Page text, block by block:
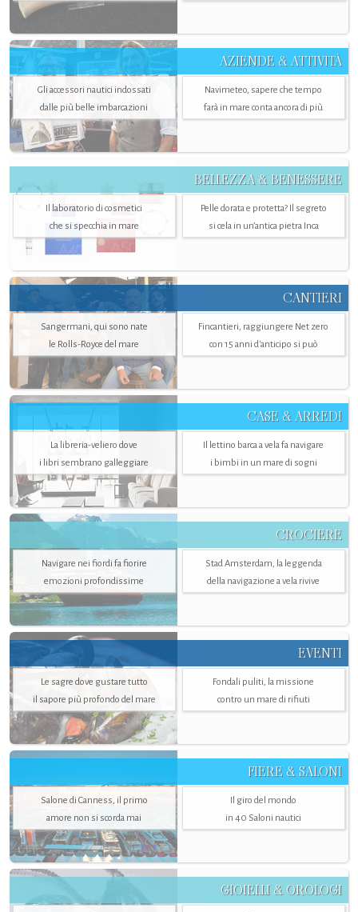
AZIENDE & ATTIVITÀ
Gli accessori nautici indossati
dalle più belle imbarcazioni
Navimeteo, sapere che tempo
farà in mare conta ancora di più
BELLEZZA & BENESSERE
Il laboratorio di cosmetici
che si specchia in mare
Pelle dorata e protetta? Il segreto
si cela in un’antica pietra Inca
CANTIERI
Sangermani, qui sono nate
le Rolls-Royce del mare
Fincantieri, raggiungere Net zero
con 15 anni d'anticipo si può
CASE & ARREDI
La libreria-veliero dove
i libri sembrano galleggiare
Il lettino barca a vela fa navigare
i bimbi in un mare di sogni
CROCIERE
Navigare nei fiordi fa fiorire
emozioni profondissime
Stad Amsterdam, la leggenda
della navigazione a vela rivive
EVENTI
Le sagre dove gustare tutto
il sapore più profondo del mare
Fondali puliti, la missione
contro un mare di rifiuti
FIERE & SALONI
Salone di Canness, il primo
amore non si scorda mai
Il giro del mondo
in 40 Saloni nautici
GIOIELLI & OROLOGI